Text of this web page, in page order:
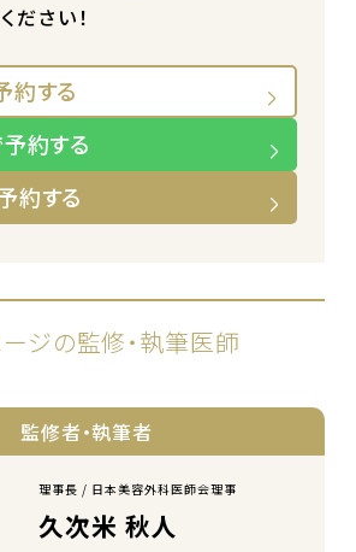
ださい！
約する
約する
約する
ジの監修・執筆医師
監修者・執筆者
理事長 / 日本美容外科医師会理事
久次米 秋人